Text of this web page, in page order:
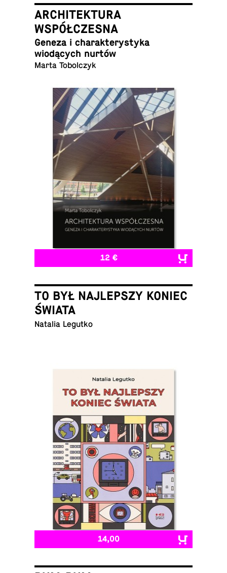
ARCHITEKTURA
WSPÓŁCZESNA
Geneza i charak­terystyka
wiodących nurtów
Marta Tobolczyk
12 €
TO BYŁ NAJLEPSZY KONIEC
ŚWIATA
Natalia Legutko
14,00